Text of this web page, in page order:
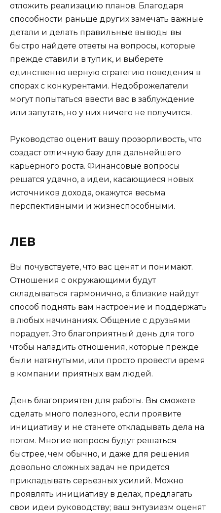
отложить реализацию планов. Благодаря
способности раньше других замечать важные
детали и делать правильные выводы вы
быстро найдете ответы на вопросы, которые
прежде ставили в тупик, и выберете
единственно верную стратегию поведения в
спорах с конкурентами. Недоброжелатели
могут попытаться ввести вас в заблуждение
или запутать, но у них ничего не получится.
Руководство оценит вашу прозорливость, что
создаст отличную базу для дальнейшего
карьерного роста. Финансовые вопросы
решатся удачно, а идеи, касающиеся новых
источников дохода, окажутся весьма
перспективными и жизнеспособными.
ЛЕВ
Вы почувствуете, что вас ценят и понимают.
Отношения с окружающими будут
складываться гармонично, а близкие найдут
способ поднять вам настроение и поддержать
в любых начинаниях. Общение с друзьями
порадует. Это благоприятный день для того
чтобы наладить отношения, которые прежде
были натянутыми, или просто провести время
в компании приятных вам людей.
День благоприятен для работы. Вы сможете
сделать много полезного, если проявите
инициативу и не станете откладывать дела на
потом. Многие вопросы будут решаться
быстрее, чем обычно, и даже для решения
довольно сложных задач не придется
прикладывать серьезных усилий. Можно
проявлять инициативу в делах, предлагать
свои идеи руководству; ваш энтузиазм оценят